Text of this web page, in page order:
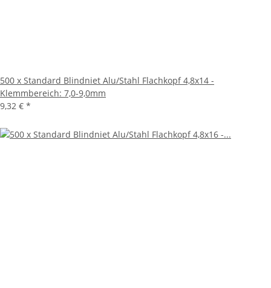
500 x Standard Blindniet Alu/Stahl Flachkopf 4,8x14 -
Klemmbereich: 7,0-9,0mm
9,32 € *